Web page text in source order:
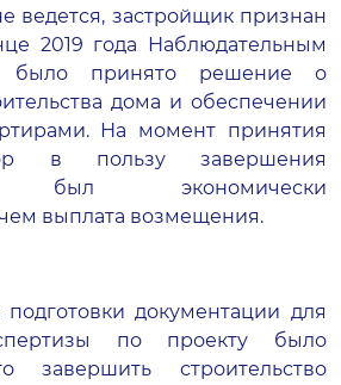
ведется, застройщик признан
2019 года Наблюдательным
было принято решение о
дома и обеспечении
На момент принятия
в пользу завершения
был экономически
выплата возмещения.
документации для
по проекту было
завершить строительство